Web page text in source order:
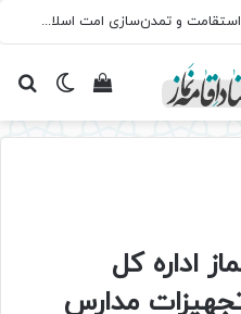
سروده‌ «اربعین»؛ روایت حماسه، استقامت و تمدن‌سازی امت اسلامی
تغییرمشاهده
اداره کل
مدارس